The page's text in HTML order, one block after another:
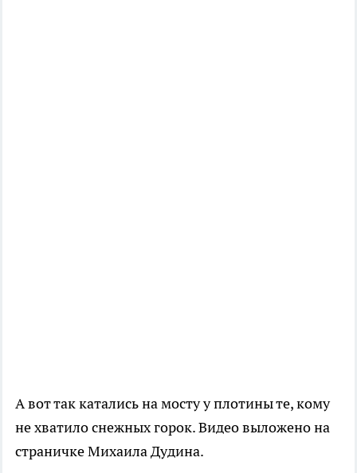
А вот так катались на мосту у плотины те, кому
не хватило снежных горок. Видео выложено на
страничке Михаила Дудина.